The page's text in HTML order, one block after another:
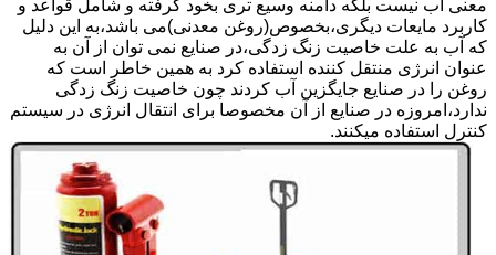
معنی آب نیست بلکه دامنه وسیع تری بخود گرفته و شامل قواعد و
کاربرد مایعات دیگری،بخصوص(روغن معدنی)می باشد،به این دلیل
که آب به علت خاصیت زنگ زدگی،در صنایع نمی توان از آن به
عنوان انرژی منتقل کننده استفاده کرد به همین خاطر است که
روغن را در صنایع جایگزین آب کردند چون خاصیت زنگ زدگی
ندارد،امروزه در صنایع از آن مخصوصا برای انتقال انرژی در سیستم
کنترل استفاده میکنند.